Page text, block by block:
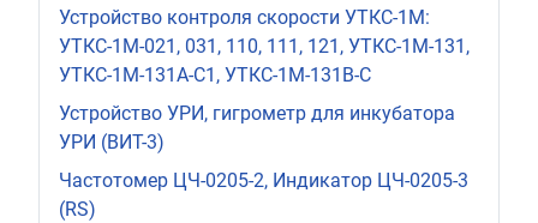
Устройство контроля скорости УТКС-1М:
УТКС-1М-021, 031, 110, 111, 121, УТКС-1М-131,
УТКС-1М-131A-C1, УТКС-1М-131В-С
Устройство УРИ, гигрометр для инкубатора
УРИ (ВИТ-3)
Частотомер ЦЧ-0205-2, Индикатор ЦЧ-0205-3
(RS)